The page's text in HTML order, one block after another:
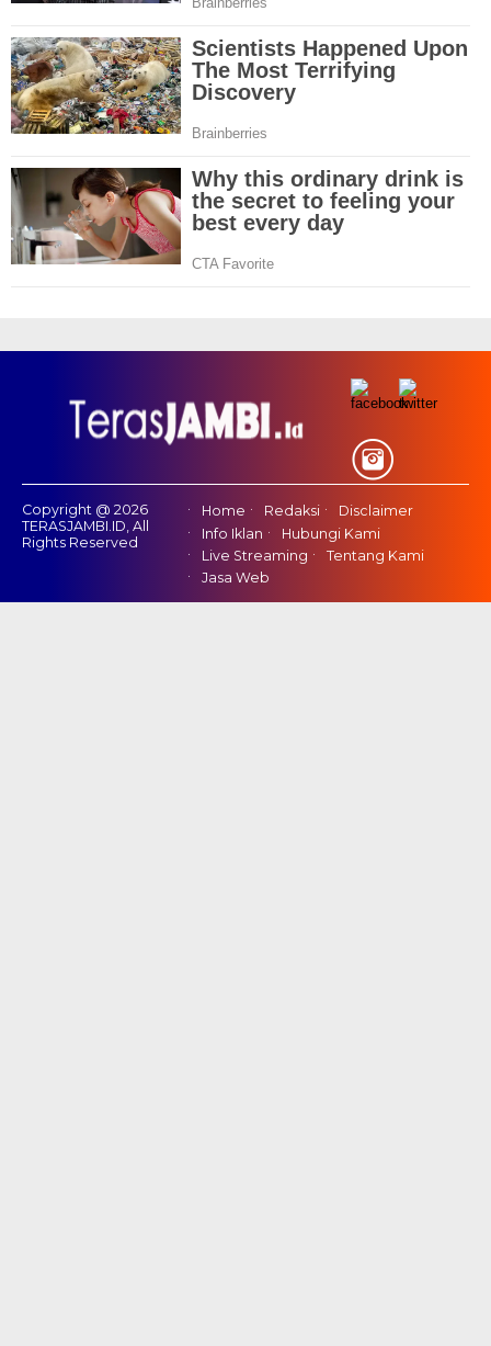
Copyright @ 2026
TERASJAMBI.ID, All
Rights Reserved
Home Redaksi
Disclaimer
Info Iklan
Hubungi Kami
Live Streaming
Tentang Kami
Jasa Web